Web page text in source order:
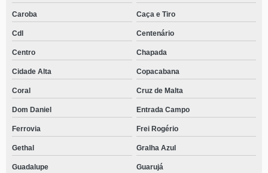
Caroba Caça e Tiro
Cdl Centenário
Centro Chapada
Cidade Alta Copacabana
Coral Cruz de Malta
Dom Daniel Entrada Campo
Ferrovia Frei Rogério
Gethal Gralha Azul
Guadalupe Guarujá